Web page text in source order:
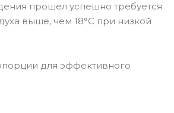
прошел успешно требуется
выше, чем 18°С при низкой
для эффективного